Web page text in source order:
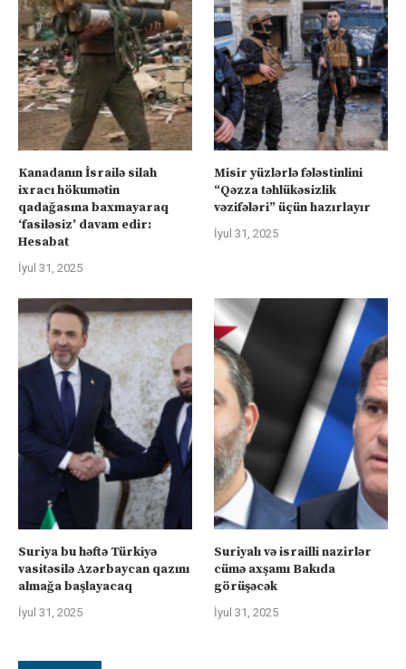
Kanadanın İsrailə silah
ixracı hökumətin
qadağasına baxmayaraq
‘fasiləsiz’ davam edir:
Hesabat
İyul 31, 2025
Misir yüzlərlə fələstinlini
“Qəzza təhlükəsizlik
vəzifələri” üçün hazırlayır
İyul 31, 2025
Suriya bu həftə Türkiyə
vasitəsilə Azərbaycan qazını
almağa başlayacaq
İyul 31, 2025
Suriyalı və israilli nazirlər
cümə axşamı Bakıda
görüşəcək
İyul 31, 2025